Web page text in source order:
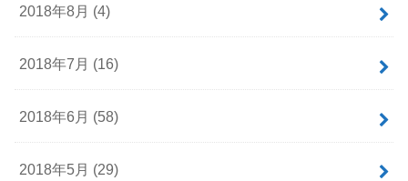
2018年8月 (4)
2018年7月 (16)
2018年6月 (58)
2018年5月 (29)